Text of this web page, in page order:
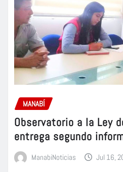
MANABÍ
Observatorio a la Ley
entrega segundo
ManabiNoticias Jul 16,